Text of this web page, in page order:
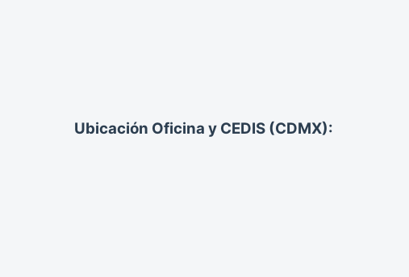
Ubicación Oficina y CEDIS (CDMX):